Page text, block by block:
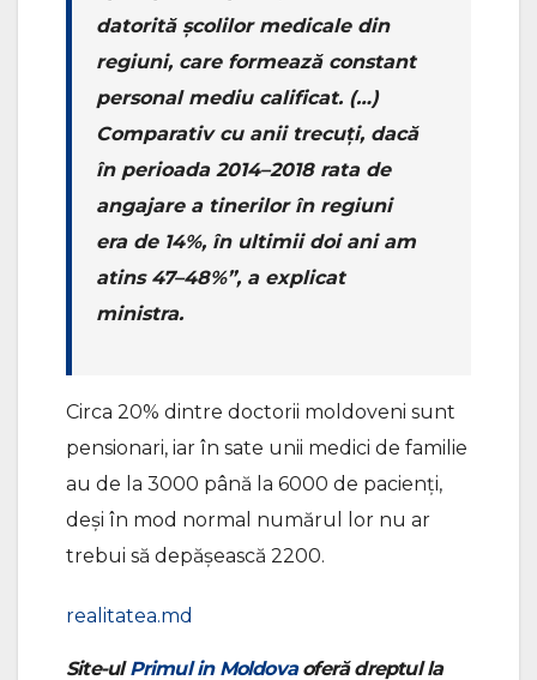
datorită școlilor medicale din
regiuni, care formează constant
personal mediu calificat. (…)
Comparativ cu anii trecuți, dacă
în perioada 2014–2018 rata de
angajare a tinerilor în regiuni
era de 14%, în ultimii doi ani am
atins 47–48%”, a explicat
ministra.
Circa 20% dintre doctorii moldoveni sunt
pensionari, iar în sate unii medici de familie
au de la 3000 până la 6000 de pacienți,
deși în mod normal numărul lor nu ar
trebui să depășească 2200.
realitatea.md
Site-ulPrimul in Moldovaoferă dreptul la